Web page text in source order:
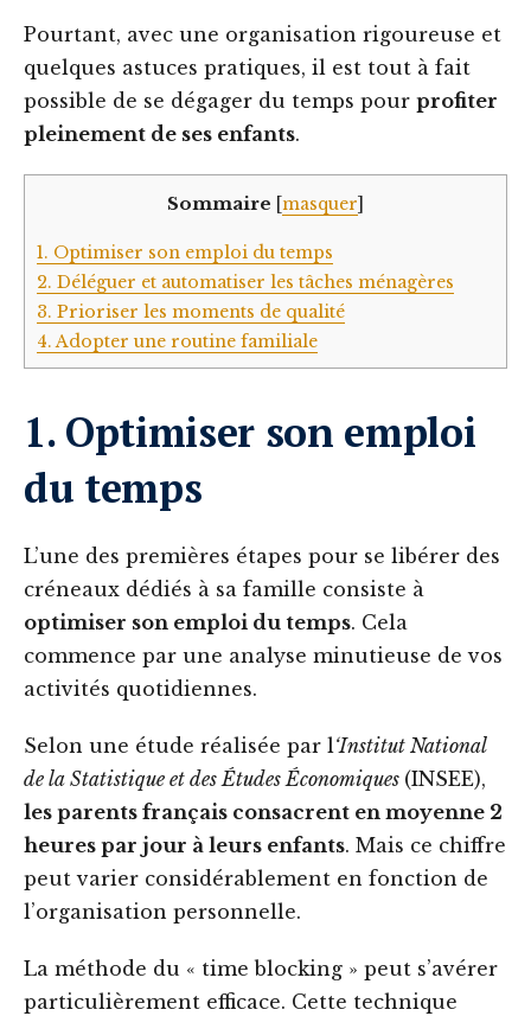
Pourtant, avec une organisation rigoureuse et
quelques astuces pratiques, il est tout à fait
possible de se dégager du temps pour profiter
pleinement de ses enfants.
Sommaire masquer
1. Optimiser son emploi du temps
2. Déléguer et automatiser les tâches ménagères
3. Prioriser les moments de qualité
4. Adopter une routine familiale
1. Optimiser son emploi
du temps
L’une des premières étapes pour se libérer des
créneaux dédiés à sa famille consiste à
optimiser son emploi du temps. Cela
commence par une analyse minutieuse de vos
activités quotidiennes.
Selon une étude réalisée par l‘Institut National
de la Statistique et des Études Économiques (INSEE),
les parents français consacrent en moyenne 2
heures par jour à leurs enfants. Mais ce chiffre
peut varier considérablement en fonction de
l’organisation personnelle.
La méthode du « time blocking » peut s’avérer
particulièrement efficace. Cette technique